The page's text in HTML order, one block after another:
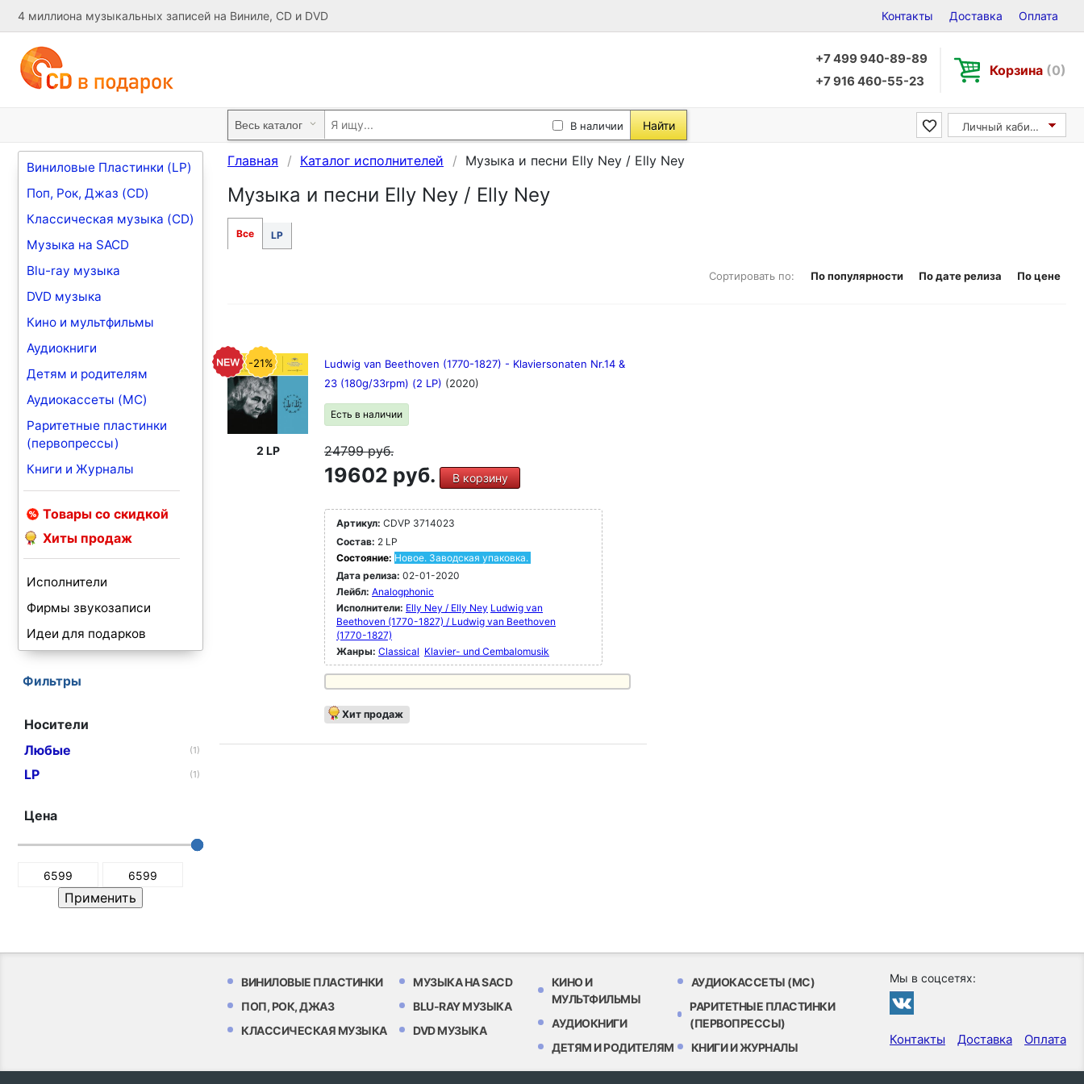
4 миллиона музыкальных записей на Виниле, CD и DVD Контакты Доставка Оплата
+7 499 940-89-89
+7 916 460-55-23
Корзина (0)
В наличии Найти Личный кабинет
Виниловые Пластинки (LP)
Поп, Рок, Джаз (CD)
Классическая музыка (CD)
Музыка на SACD
Blu-ray музыка
DVD музыка
Кино и мультфильмы
Аудиокниги
Детям и родителям
Аудиокассеты (MC)
Раритетные пластинки
(первопрессы)
Книги и Журналы
Товары со скидкой
Хиты продаж
Исполнители
Фирмы звукозаписи
Идеи для подарков
Фильтры
Носители
Любые
(1)
LP (1)
Цена
Главная Каталог исполнителей Музыка и песни Elly Ney / Elly Ney
Музыка и песни Elly Ney / Elly Ney
Все LP
Сортировать по: По популярности По дате релиза По цене
-21%
2 LP
Ludwig van Beethoven (1770-1827) - Klaviersonaten Nr.14 &
23 (180g/33rpm) (2 LP) (2020)
Есть в наличии
24799руб.
19602 руб. В корзину
Артикул: CDVP 3714023
Состав: 2 LP
Состояние: Новое. Заводская упаковка.
Дата релиза: 02-01-2020
Лейбл: Analogphonic
Исполнители: Elly Ney / Elly Ney Ludwig van
Beethoven (1770-1827) / Ludwig van Beethoven
(1770-1827)
Жанры: Classical Klavier- und Cembalomusik
Хит продаж
ВИНИЛОВЫЕ ПЛАСТИНКИ
ПОП, РОК, ДЖАЗ
КЛАССИЧЕСКАЯ МУЗЫКА
МУЗЫКА НА SACD
BLU-RAY МУЗЫКА
DVD МУЗЫКА
КИНО И
МУЛЬТФИЛЬМЫ
АУДИОКНИГИ
ДЕТЯМ И РОДИТЕЛЯМ
АУДИОКАССЕТЫ (MC)
РАРИТЕТНЫЕ ПЛАСТИНКИ
(ПЕРВОПРЕССЫ)
КНИГИ И ЖУРНАЛЫ
Мы в соцсетях:
Контакты Доставка Оплата